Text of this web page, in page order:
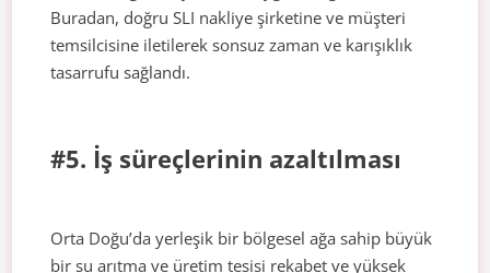
Buradan, doğru SLI nakliye şirketine ve müşteri
temsilcisine iletilerek sonsuz zaman ve karışıklık
tasarrufu sağlandı.
#5. İş süreçlerinin azaltılması
Orta Doğu’da yerleşik bir bölgesel ağa sahip büyük
bir su arıtma ve üretim tesisi rekabet ve yüksek